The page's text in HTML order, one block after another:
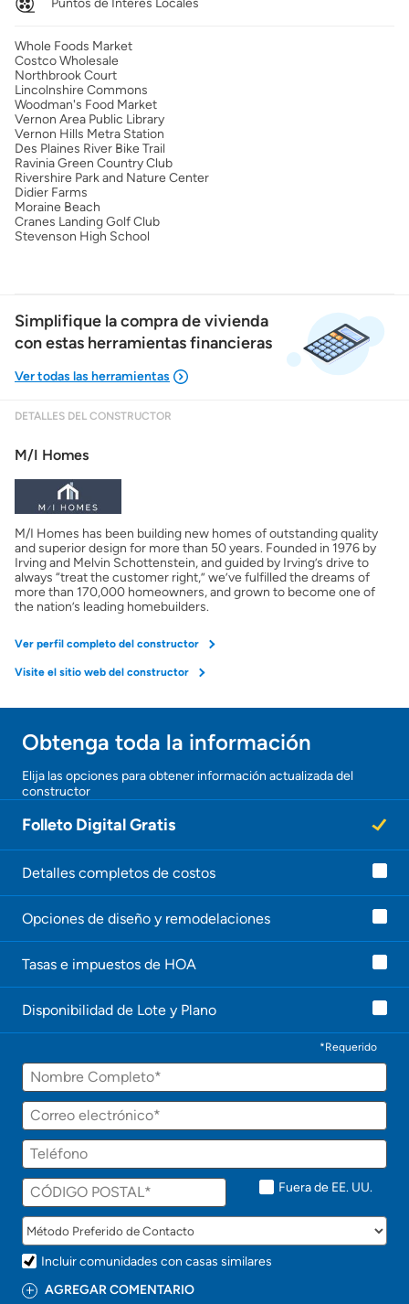
Puntos de Interés Locales
Whole Foods Market
Costco Wholesale
Northbrook Court
Lincolnshire Commons
Woodman's Food Market
Vernon Area Public Library
Vernon Hills Metra Station
Des Plaines River Bike Trail
Ravinia Green Country Club
Rivershire Park and Nature Center
Didier Farms
Moraine Beach
Cranes Landing Golf Club
Stevenson High School
Simplifique la compra de vivienda
con estas herramientas financieras
Obtener mi puntaje de crédito
Calcular mi hipoteca
Obtener Aprobación Previa
Seguro de propietarios
Obtener ofertas por mi casa
DETALLES DEL CONSTRUCTOR
M/I Homes
M/I Homes has been building new homes of outstanding quality
and superior design for more than 50 years. Founded in 1976 by
Irving and Melvin Schottenstein, and guided by Irving’s drive to
always “treat the customer right,” we’ve fulfilled the dreams of
more than 170,000 homeowners, and grown to become one of
the nation’s leading homebuilders.
Ver perfil completo del constructor
Visite el sitio web del constructor
¡Gracias!
¡
n
e
e
c
t
r
á
r
n
t
!
Obtenga toda la información
Elija las opciones para obtener información actualizada del
constructor
Folleto Digital Gratis
Detalles completos de costos
Opciones de diseño y remodelaciones
Tasas e impuestos de HOA
Disponibilidad de Lote y Plano
*Requerido
Nombre
Correo
electrónico
Teléfono
Fuera de EE. UU.
Incluir comunidades con casas similares
AGREGAR COMENTARIO